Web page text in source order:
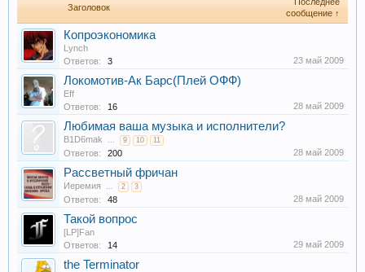
Заголовок
сообщение ↑
Копроэкономика
Lynch
Ответов:
3 23 май 2009
Локомотив-Ак Барс(Плей ОФФ)
Eff
Ответов:
16 28 май 2009
Любимая ваша музыка и исполнители?
B1D6mak ... 9 10 11
Ответов: 200 28 май 2009
Рассветный фричан
Иеремия ... 2 3
Ответов: 48 28 май 2009
Такой вопрос
[LP]Fan
Ответов:
14 29 май 2009
the Terminator